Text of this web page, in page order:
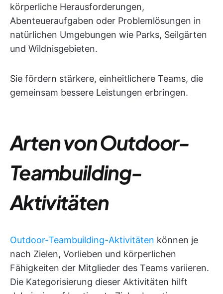
körperliche Herausforderungen,
Abenteueraufgaben oder Problemlösungen in
natürlichen Umgebungen wie Parks, Seilgärten
und Wildnisgebieten.
Sie fördern stärkere, einheitlichere Teams, die
gemeinsam bessere Leistungen erbringen.
Arten von Outdoor-
Teambuilding-
Aktivitäten
Outdoor-Teambuilding-Aktivitäten können je
nach Zielen, Vorlieben und körperlichen
Fähigkeiten der Mitglieder des Teams variieren.
Die Kategorisierung dieser Aktivitäten hilft